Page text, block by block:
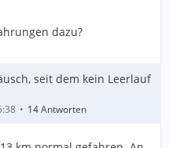
dazu?
seit dem kein Leerlauf
14 Antworten